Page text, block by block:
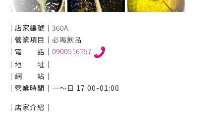
｜店家編號｜ 360A
｜營業項目｜ 必喝飲品
｜電 話｜ 0900516257
｜地 址｜
｜網 站｜
｜營業時間｜ 一～日 17:00-01:00
｜店家介紹｜